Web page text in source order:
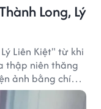
Long, Lý
Liên Kiệt" từ khi
thập niên thăng
ảnh bằng chính